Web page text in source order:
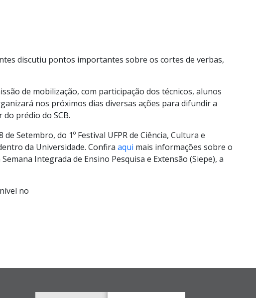
discutiu pontos importantes sobre os cortes de verbas,
de mobilização, com participação dos técnicos, alunos
nos próximos dias diversas ações para difundir a
prédio do SCB.
de Setembro, do 1º Festival UFPR de Ciência, Cultura e
da Universidade. Confira aqui mais informações sobre o
Integrada de Ensino Pesquisa e Extensão (Siepe), a
no